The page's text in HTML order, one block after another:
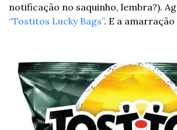
“Tostitos Lucky Bags”. E a